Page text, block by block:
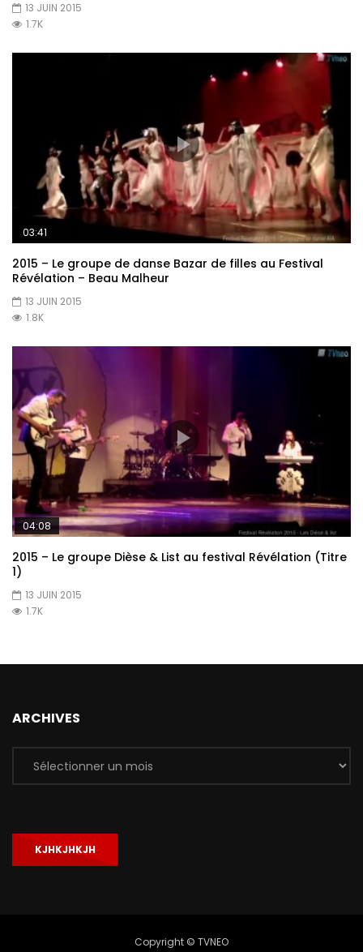
13 JUIN 2015
1.7K
03:41
2015 – Le groupe de danse Bazar de filles au Festival
Révélation – Beau Malheur
13 JUIN 2015
1.8K
04:08
2015 – Le groupe Dièse & List au festival Révélation (Titre
1)
13 JUIN 2015
1.7K
ARCHIVES
Archives
KJHKJHKJH
Copyright © TVNEO